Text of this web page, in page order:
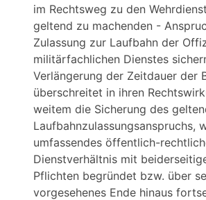
im Rechtsweg zu den
geltend zu machenden -
Zulassung zur Laufbahn der
militärfachlichen Dienstes
Verlängerung der Zeitdauer der
überschreitet in ihren
weitem die Sicherung des
Laufbahnzulassungsanspruchs,
umfassendes öffentlich-
Dienstverhältnis mit
Pflichten begründet bzw. über
vorgesehenes Ende hinaus